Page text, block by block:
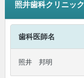
照井歯科クリニック
歯科医師名
照井 邦明